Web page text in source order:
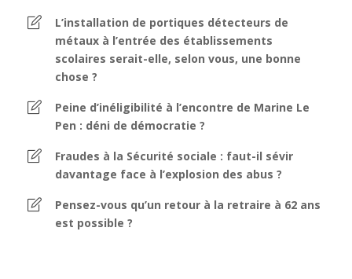
L’installation de portiques détecteurs de
métaux à l’entrée des établissements
scolaires serait-elle, selon vous, une bonne
chose ?
Peine d’inéligibilité à l’encontre de Marine Le
Pen : déni de démocratie ?
Fraudes à la Sécurité sociale : faut-il sévir
davantage face à l’explosion des abus ?
Pensez-vous qu’un retour à la retraire à 62 ans
est possible ?